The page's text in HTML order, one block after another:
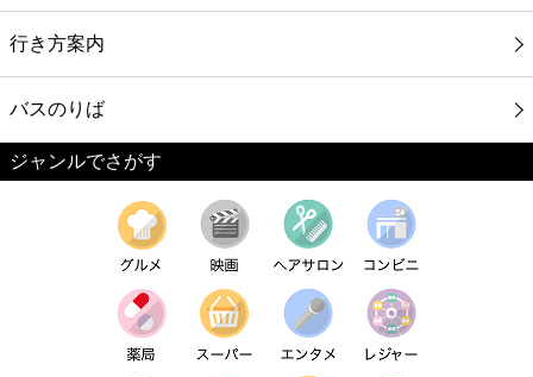
病院
ホテル
行き方案内
バスのりば
ジャンルでさがす